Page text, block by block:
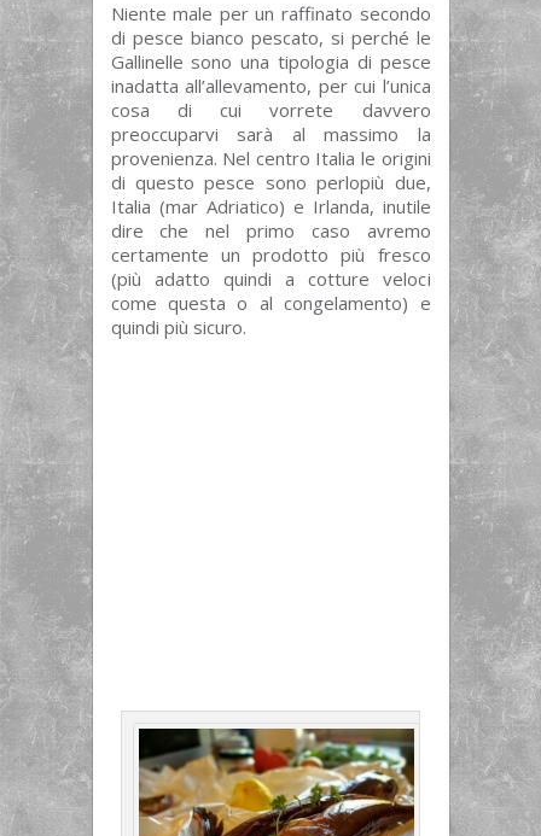
Niente male per un raffinato secondo
di pesce bianco pescato, si perché le
Gallinelle sono una tipologia di pesce
inadatta all’allevamento, per cui l’unica
cosa di cui vorrete davvero
preoccuparvi sarà al massimo la
provenienza. Nel centro Italia le origini
di questo pesce sono perlopiù due,
Italia (mar Adriatico) e Irlanda, inutile
dire che nel primo caso avremo
certamente un prodotto più fresco
(più adatto quindi a cotture veloci
come questa o al congelamento) e
quindi più sicuro.